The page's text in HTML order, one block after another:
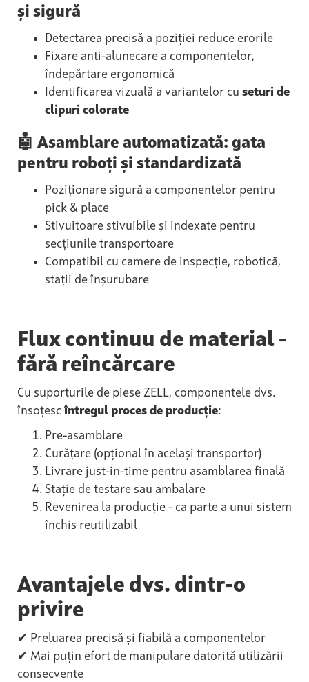
și sigură
Detectarea precisă a poziției reduce erorile
Fixare anti-alunecare a componentelor,
îndepărtare ergonomică
Identificarea vizuală a variantelor cu seturi de
clipuri colorate
🤖 Asamblare automatizată: gata
pentru roboți și standardizată
Poziționare sigură a componentelor pentru
pick & place
Stivuitoare stivuibile și indexate pentru
secțiunile transportoare
Compatibil cu camere de inspecție, robotică,
stații de înșurubare
Flux continuu de material -
fără reîncărcare
Cu suporturile de piese ZELL, componentele dvs.
însoțesc întregul proces de producție:
Pre-asamblare
Curățare (opțional în același transportor)
Livrare just-in-time pentru asamblarea finală
Stație de testare sau ambalare
Revenirea la producție - ca parte a unui sistem
închis reutilizabil
Avantajele dvs. dintr-o
privire
✔ Preluarea precisă și fiabilă a componentelor
✔ Mai puțin efort de manipulare datorită utilizării
consecvente